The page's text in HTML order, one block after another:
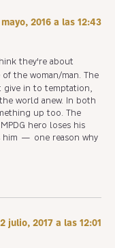
2016 a las 12:43
they're about
the woman/man. The
give in to temptation,
world anew. In both
up too. The
hero loses his
him — one reason why
2 julio, 2017 a las 12:01